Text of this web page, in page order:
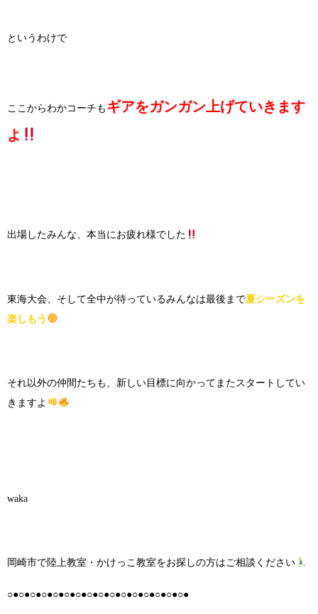
というわけで
ここからわかコーチも ギアをガンガン上げていきます
よ
出場したみんな、本当にお疲れ様でした
東海大会、そして全中が待っているみんなは最後まで夏シーズンを
楽しもう
それ以外の仲間たちも、新しい目標に向かってまたスタートしてい
きますよ
waka
岡崎市で陸上教室・かけっこ教室をお探しの方はご相談ください
○●○●○●○●○●○●○●○●○●○●○●○●○●○●○●○●